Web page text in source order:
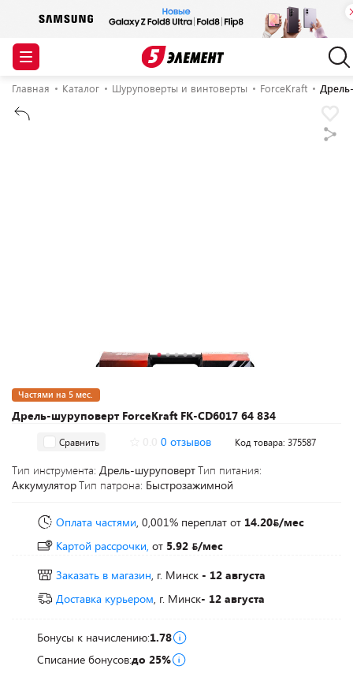
Главная Каталог Шуруповерты и винтоверты ForceKraft
Дрель-шуруповерт ForceKraft FK-CD6017 64 834
Частями на 5 мес.
Сравнить 0 отзывов Код товара: 375587
Тип инструмента: Дрель-шуруповертТип питания:
АккумуляторТип патрона: Быстрозажимной
Оплата частями, 0,001% переплат от 14.20 /мес
Картой рассрочки, от 5.92
/мес
Заказать в магазин, г. Минск - 12 августа
Доставка курьером, г. Минск- 12 августа
Бонусы к начислению:1.78
Списание бонусов:до 25%